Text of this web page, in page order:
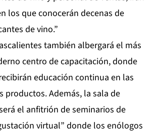
los que conocerán decenas de
de vino.”
también albergará el más
centro de capacitación, donde
educación continua en las
productos. Además, la sala de
el anfitrión de seminarios de
virtual” donde los enólogos